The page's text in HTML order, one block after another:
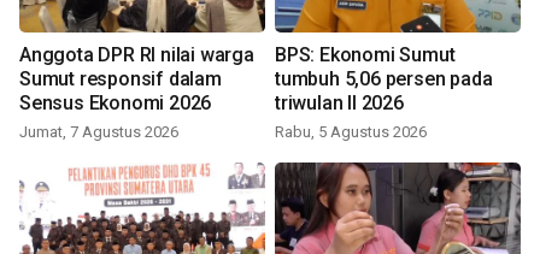
Anggota DPR RI nilai warga
Sumut responsif dalam
Sensus Ekonomi 2026
Jumat, 7 Agustus 2026
BPS: Ekonomi Sumut
tumbuh 5,06 persen pada
triwulan II 2026
Rabu, 5 Agustus 2026